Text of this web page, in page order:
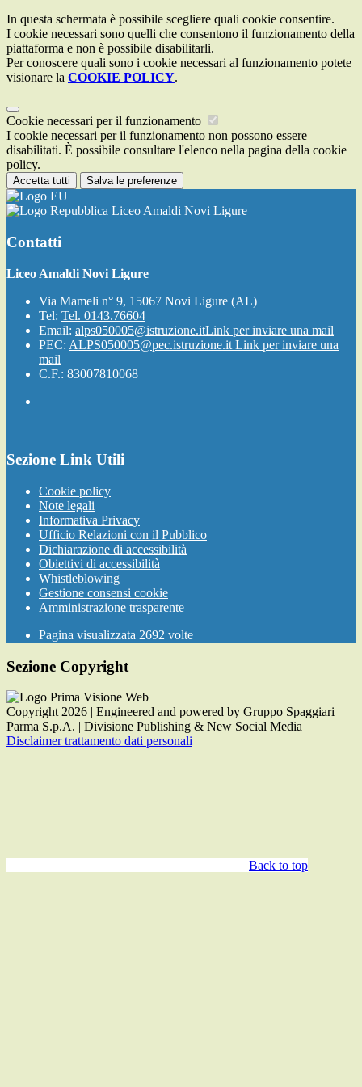
In questa schermata è possibile scegliere quali cookie consentire.
I cookie necessari sono quelli che consentono il funzionamento della
piattaforma e non è possibile disabilitarli.
Per conoscere quali sono i cookie necessari al funzionamento potete
visionare la COOKIE POLICY.
Cookie necessari per il funzionamento
I cookie necessari per il funzionamento non possono essere
disabilitati. È possibile consultare l'elenco nella pagina della cookie
policy.
Accetta tutti Salva le preferenze
Liceo Amaldi Novi Ligure
Contatti
Liceo Amaldi Novi Ligure
Via Mameli n° 9, 15067 Novi Ligure (AL)
Tel: Tel. 0143.76604
Email: alps050005@istruzione.itLink per inviare una mail
PEC: ALPS050005@pec.istruzione.it Link per inviare una
mail
C.F.: 83007810068
Sezione Link Utili
Cookie policy
Note legali
Informativa Privacy
Ufficio Relazioni con il Pubblico
Dichiarazione di accessibilità
Obiettivi di accessibilità
Whistleblowing
Gestione consensi cookie
Amministrazione trasparente
Pagina visualizzata 2692 volte
Sezione Copyright
Copyright 2026 | Engineered and powered by Gruppo Spaggiari
Parma S.p.A. | Divisione Publishing & New Social Media
Disclaimer trattamento dati personali
Back to top